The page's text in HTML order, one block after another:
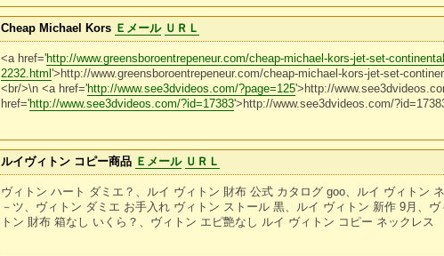
Cheap Michael Kors Ｅメール ＵＲＬ
<a href='http://www.greensboroentrepeneur.com/cheap-michael-kors-jet-set-
2232.html'>http://www.greensboroentrepeneur.com/cheap-michael-kors-jet-set-
<br/>\n <a href='http://www.see3dvideos.com/?page=125'>http://
href='http://www.see3dvideos.com/?id=17383'>http://www.see3dvideos.com/
ルイヴィトン コピー商品 Ｅメール ＵＲＬ
ヴィトン ハート ダミエ？、ルイ ヴィトン 財布 公式 カタログ goo、ルイ ヴィトン
－ツ、ヴィトン ダミエ お手入れ ヴィトン ストール 黒、ルイ ヴィトン 新作 9月、
トン 財布 箱なし いくら？、ヴィトン エピ艶なし ルイ ヴィトン コピー ネックレス